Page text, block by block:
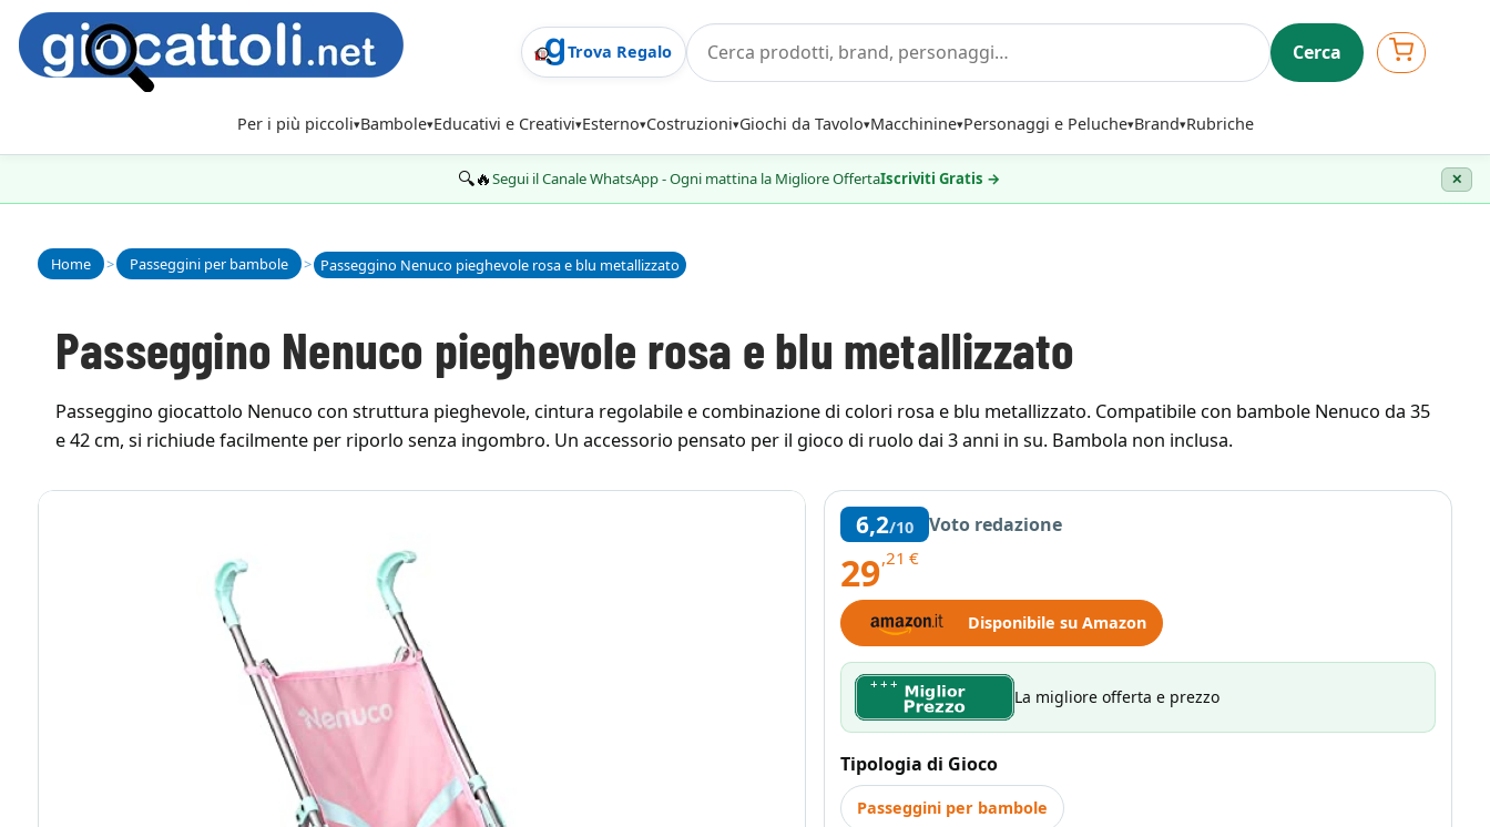
Per i più piccoli Bambole Educativi e Creativi Esterno Costruzioni Giochi da Tavolo Macchinine Personaggi e Peluche Brand Rubriche
Trova Regalo Cerca
🔍🔥Segui il Canale WhatsApp - Ogni mattina la Migliore OffertaIscriviti Gratis → ✕
Home > Passeggini per bambole > Passeggino Nenuco pieghevole rosa e blu metallizzato
Passeggino Nenuco pieghevole rosa e blu metallizzato
Passeggino giocattolo Nenuco con struttura pieghevole, cintura regolabile e combinazione di colori rosa e blu metallizzato. Compatibile con bambole Nenuco da 35
e 42 cm, si richiude facilmente per riporlo senza ingombro. Un accessorio pensato per il gioco di ruolo dai 3 anni in su. Bambola non inclusa.
6,2/10 Voto redazione
29,21 €
Disponibile su Amazon
La migliore offerta e prezzo
Tipologia di Gioco
Passeggini per bambole